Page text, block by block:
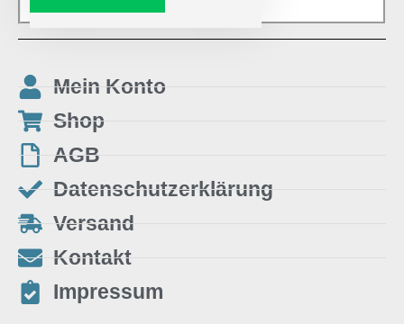
Mein Konto
Shop
AGB
Datenschutzerklärung
Versand
Kontakt
Impressum